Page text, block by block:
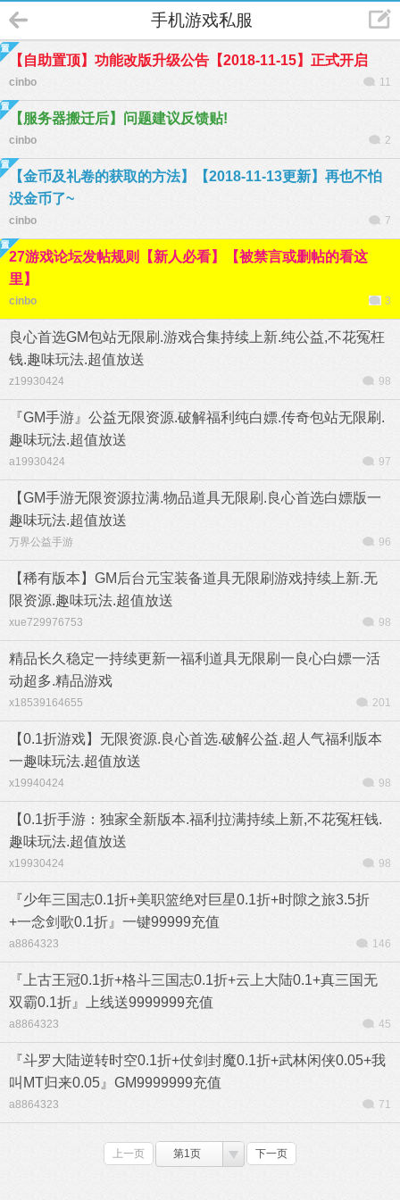
手机游戏私服
【自助置顶】功能改版升级公告【2018-11-15】正式开启
cinbo 11
【服务器搬迁后】问题建议反馈贴!
cinbo 2
【金币及礼卷的获取的方法】【2018-11-13更新】再也不怕
没金币了~
cinbo 7
27游戏论坛发帖规则【新人必看】【被禁言或删帖的看这
里】
cinbo 3
良心首选GM包站无限刷.游戏合集持续上新.纯公益,不花冤枉
钱.趣味玩法.超值放送
z19930424 98
『GM手游』公益无限资源.破解福利纯白嫖.传奇包站无限刷.
趣味玩法.超值放送
a19930424 97
【GM手游无限资源拉满.物品道具无限刷.良心首选白嫖版一
趣味玩法.超值放送
万界公益手游 96
【稀有版本】GM后台元宝装备道具无限刷游戏持续上新.无
限资源.趣味玩法.超值放送
xue729976753 98
精品长久稳定一持续更新一福利道具无限刷一良心白嫖一活
动超多.精品游戏
x18539164655 201
【0.1折游戏】无限资源.良心首选.破解公益.超人气福利版本
一趣味玩法.超值放送
x19940424 98
【0.1折手游：独家全新版本.福利拉满持续上新,不花冤枉钱.
趣味玩法.超值放送
x19930424 98
『少年三国志0.1折+美职篮绝对巨星0.1折+时隙之旅3.5折
+一念剑歌0.1折』一键99999充值
a8864323 146
『上古王冠0.1折+格斗三国志0.1折+云上大陆0.1+真三国无
双霸0.1折』上线送9999999充值
a8864323 45
『斗罗大陆逆转时空0.1折+仗剑封魔0.1折+武林闲侠0.05+我
叫MT归来0.05』GM9999999充值
a8864323 71
上一页 第1页 下一页